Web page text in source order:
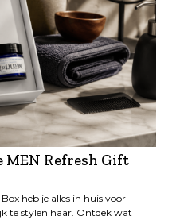
MEN Refresh Gift
heb je alles in huis voor
te stylen haar. Ontdek wat